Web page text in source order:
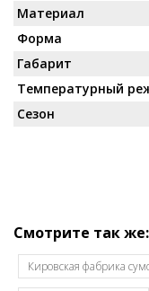
Материал
Форма
Габарит
Температурный
Сезон
Смотрите так же:
Кировская фабрика